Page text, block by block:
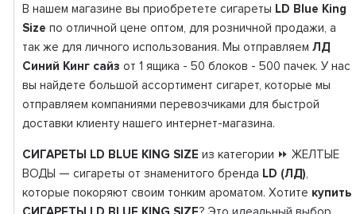
В нашем магазине вы приобретете сигареты LD Blue King
Size по отличной цене оптом, для розничной продажи, а
так же для личного использования. Мы отправляем ЛД
Синий Кинг сайз от 1 ящика - 50 блоков - 500 пачек. У нас
вы найдете большой ассортимент сигарет, которые мы
отправляем компаниями перевозчиками для быстрой
доставки клиенту нашего интернет-магазина.
СИГАРЕТЫ LD BLUE KING SIZE из категории ⏩ ЖЕЛТЫЕ
ВОДЫ — сигареты от знаменитого бренда LD (ЛД),
которые покоряют своим тонким ароматом. Хотите купить